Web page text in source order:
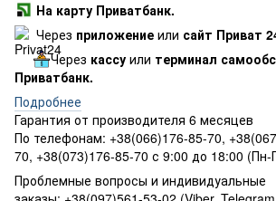
На карту Приватбанк.
Через приложение или сайт Приват
Через кассу или терминал
Приватбанк.
Подробнее
Гарантия от производителя 6 месяцев
По телефонам: +38(066)176-85-70,
70, +38(073)176-85-70 с 9:00 до 18:00 (Пн-
Проблемные вопросы и индивидуальные